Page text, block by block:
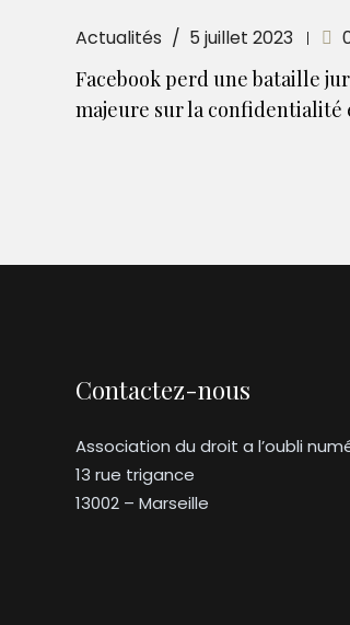
Actualités 5 juillet 2023
Facebook perd une bataille
majeure sur la confidentialité
Contactez-nous
Association du droit a l’oubli
13 rue trigance
13002 – Marseille